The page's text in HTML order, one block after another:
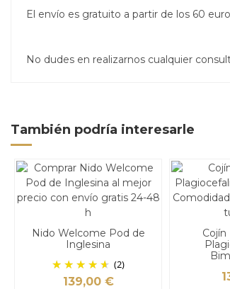
El envío es gratuito a partir de los 60
No dudes en realizarnos cualquier
También podría interesarle
Nido Welcome Pod de
Inglesina
(2)
139,00 €